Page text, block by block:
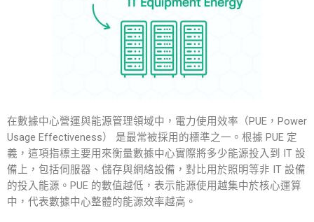
在數據中心營運與能源管理領域中，電力使用效率（PUE，Power
Usage Effectiveness） 是最常被採用的標準之一。根據 PUE 定
義 ，這項指標主要用來衡量數據中心實際將多少能源投入到 IT 設
備上，包括伺服器、儲存與網絡設備，對比用於照明等非 IT 設備
的投入能源。PUE 的數值越低，表示能源使用越集中於核心運算
中，代表數據中心整體的能源效率越高。